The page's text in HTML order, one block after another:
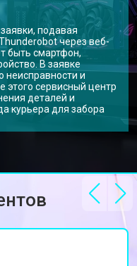
подавая
через веб-
быть смартфон,
В заявке
неисправности и
этого сервисный центр
деталей и
курьера для забора